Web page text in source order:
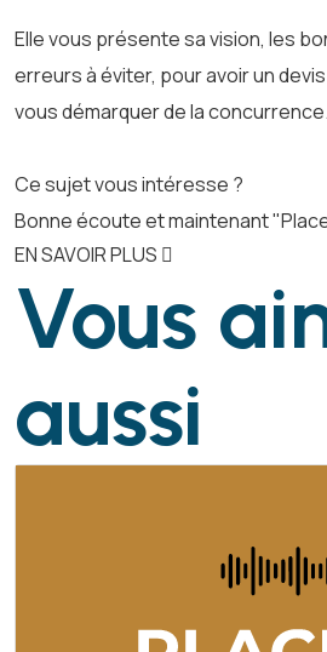
Elle vous présente sa vision, les
erreurs à éviter, pour avoir un
vous démarquer de la concurrence.
Ce sujet vous intéresse ?
Bonne écoute et maintenant "Place
EN SAVOIR PLUS
Vous
aussi